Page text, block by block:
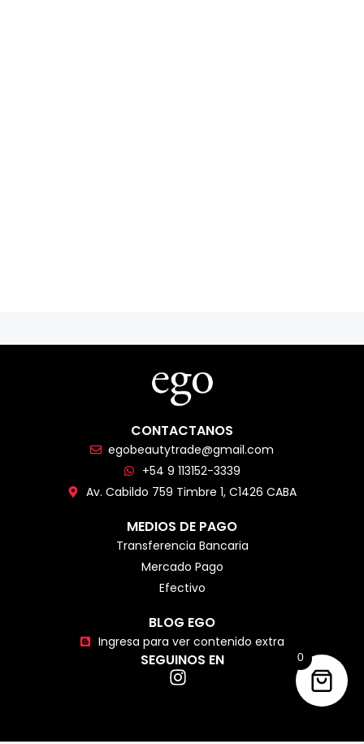
CONTACTANOS
egobeautytrade@gmail.com
+54 9 113152-3339
Av. Cabildo 759 Timbre 1, C1426 CABA
MEDIOS DE PAGO
Transferencia Bancaria
Mercado Pago
Efectivo
BLOG EGO
Ingresa para ver contenido extra
SEGUINOS EN 0